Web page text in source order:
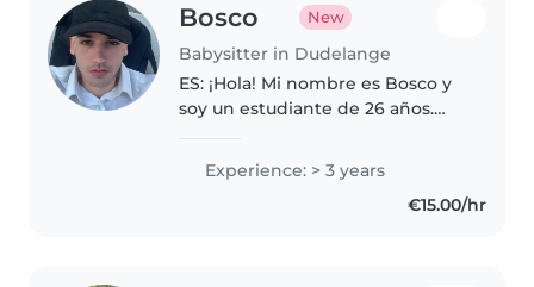
Bosco New
Babysitter in Dudelange
ES: ¡Hola! Mi nombre es Bosco y
soy un estudiante de 26 años.
Luxemburgo, Dudelange,
durante este mes de Agosto.
Tengo experiencia previa en el
Experience: > 3 years
€15.00/hr